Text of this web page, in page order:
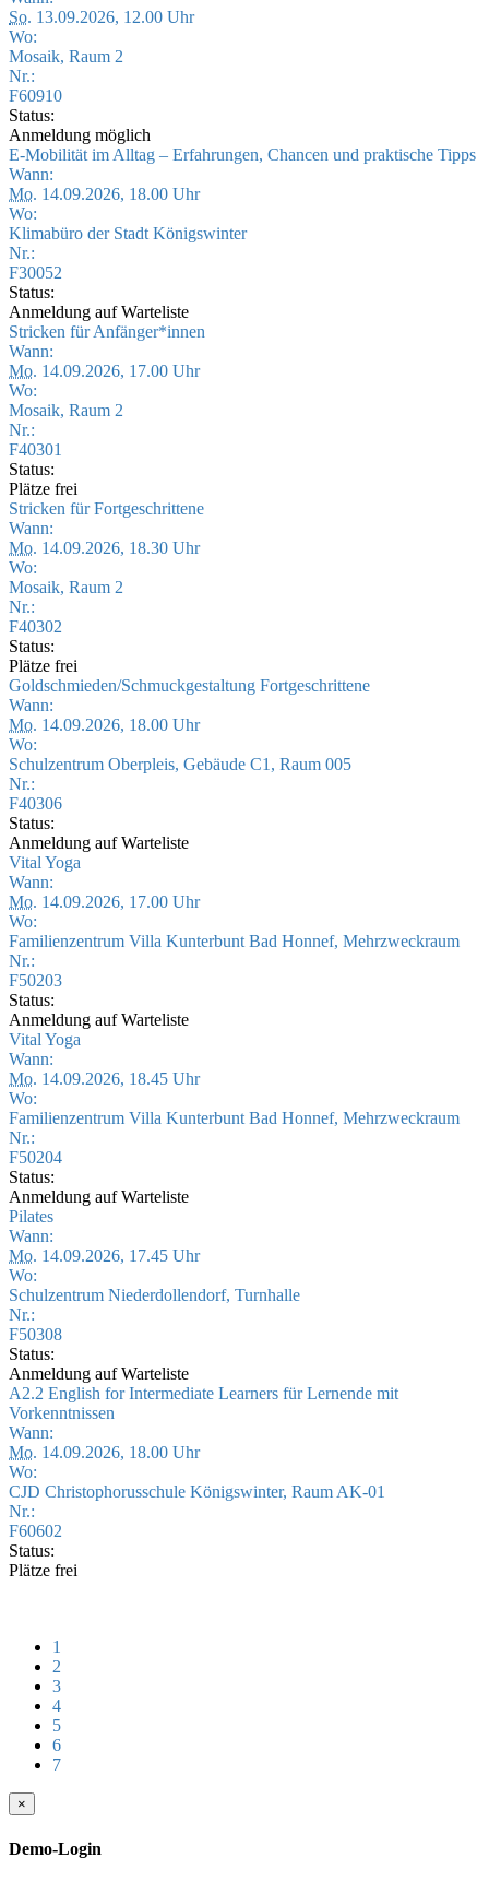
So. 13.09.2026, 12.00 Uhr
Wo:
Mosaik, Raum 2
Nr.:
F60910
Status:
Anmeldung möglich
E-Mobilität im Alltag – Erfahrungen, Chancen und praktische Tipps
Wann:
Mo. 14.09.2026, 18.00 Uhr
Wo:
Klimabüro der Stadt Königswinter
Nr.:
F30052
Status:
Anmeldung auf Warteliste
Stricken für Anfänger*innen
Wann:
Mo. 14.09.2026, 17.00 Uhr
Wo:
Mosaik, Raum 2
Nr.:
F40301
Status:
Plätze frei
Stricken für Fortgeschrittene
Wann:
Mo. 14.09.2026, 18.30 Uhr
Wo:
Mosaik, Raum 2
Nr.:
F40302
Status:
Plätze frei
Goldschmieden/Schmuckgestaltung Fortgeschrittene
Wann:
Mo. 14.09.2026, 18.00 Uhr
Wo:
Schulzentrum Oberpleis, Gebäude C1, Raum 005
Nr.:
F40306
Status:
Anmeldung auf Warteliste
Vital Yoga
Wann:
Mo. 14.09.2026, 17.00 Uhr
Wo:
Familienzentrum Villa Kunterbunt Bad Honnef, Mehrzweckraum
Nr.:
F50203
Status:
Anmeldung auf Warteliste
Vital Yoga
Wann:
Mo. 14.09.2026, 18.45 Uhr
Wo:
Familienzentrum Villa Kunterbunt Bad Honnef, Mehrzweckraum
Nr.:
F50204
Status:
Anmeldung auf Warteliste
Pilates
Wann:
Mo. 14.09.2026, 17.45 Uhr
Wo:
Schulzentrum Niederdollendorf, Turnhalle
Nr.:
F50308
Status:
Anmeldung auf Warteliste
A2.2 English for Intermediate Learners für Lernende mit
Vorkenntnissen
Wann:
Mo. 14.09.2026, 18.00 Uhr
Wo:
CJD Christophorusschule Königswinter, Raum AK-01
Nr.:
F60602
Status:
Plätze frei
1
2
3
4
5
6
7
×
Demo-Login